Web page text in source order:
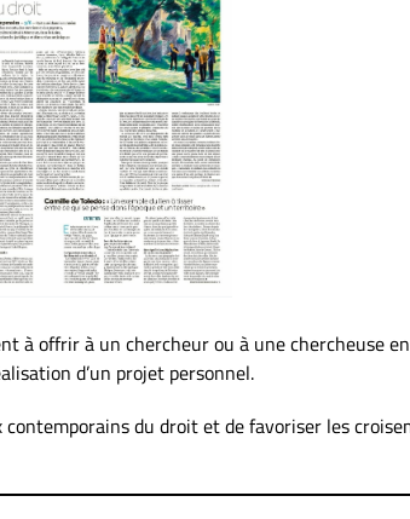
à offrir à un chercheur ou à une chercheuse
d’un projet personnel.
contemporains du droit et de favoriser les